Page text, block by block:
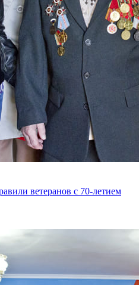
ветеранов с 70-летием